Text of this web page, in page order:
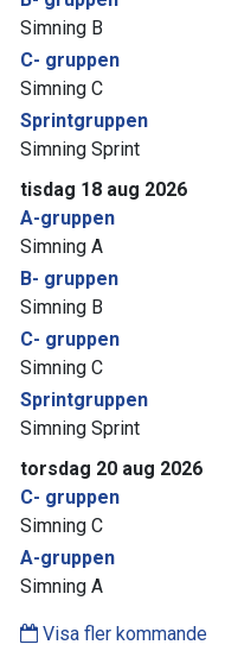
Simning B
C- gruppen
Simning C
Sprintgruppen
Simning Sprint
tisdag 18 aug 2026
A-gruppen
Simning A
B- gruppen
Simning B
C- gruppen
Simning C
Sprintgruppen
Simning Sprint
torsdag 20 aug 2026
C- gruppen
Simning C
A-gruppen
Simning A
Visa fler kommande